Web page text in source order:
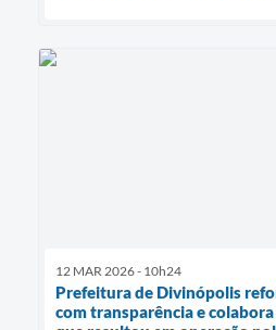
12 MAR 2026 - 10h24
Prefeitura de Divinópolis
com transparência e